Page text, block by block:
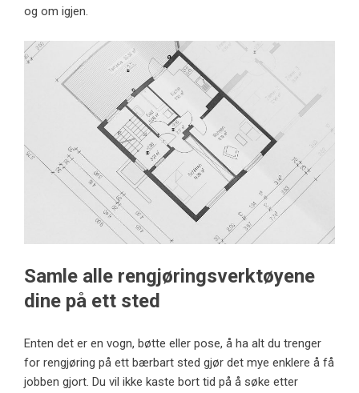
og om igjen.
Samle alle rengjøringsverktøyene
dine på ett sted
Enten det er en vogn, bøtte eller pose, å ha alt du trenger
for rengjøring på ett bærbart sted gjør det mye enklere å få
jobben gjort. Du vil ikke kaste bort tid på å søke etter